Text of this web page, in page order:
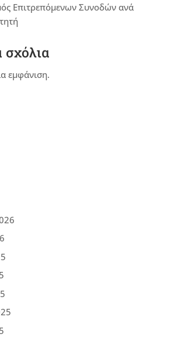
Επιτρεπόμενων Συνοδών ανά
εμφάνιση.